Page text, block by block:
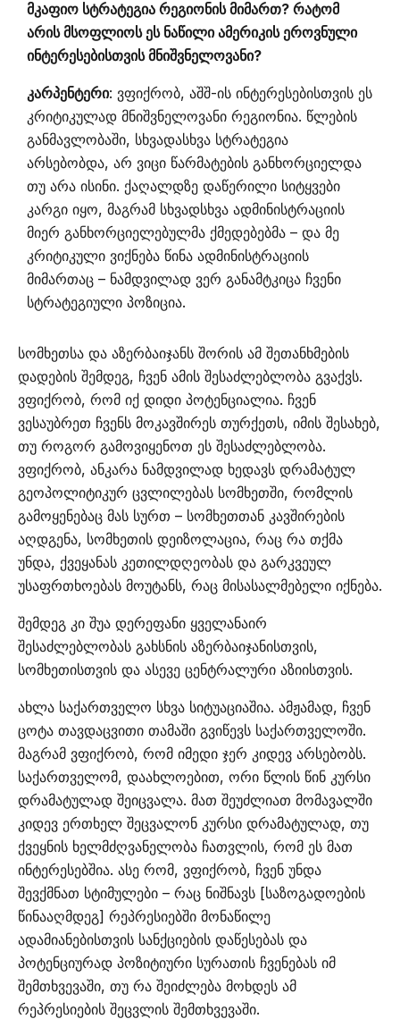
მკაფიო სტრატეგია რეგიონის მიმართ? რატომ
არის მსოფლიოს ეს ნაწილი ამერიკის ეროვნული
ინტერესებისთვის მნიშვნელოვანი?
კარპენტერი: ვფიქრობ, აშშ-ის ინტერესებისთვის ეს
კრიტიკულად მნიშვნელოვანი რეგიონია. წლების
განმავლობაში, სხვადასხვა სტრატეგია
არსებობდა, არ ვიცი წარმატების განხორციელდა
თუ არა ისინი. ქაღალდზე დაწერილი სიტყვები
კარგი იყო, მაგრამ სხვადსხვა ადმინისტრაციის
მიერ განხორციელებულმა ქმედებებმა – და მე
კრიტიკული ვიქნება წინა ადმინისტრაციის
მიმართაც – ნამდვილად ვერ განამტკიცა ჩვენი
სტრატეგიული პოზიცია.
სომხეთსა და აზერბაიჯანს შორის ამ შეთანხმების
დადების შემდეგ, ჩვენ ამის შესაძლებლობა გვაქვს.
ვფიქრობ, რომ იქ დიდი პოტენციალია. ჩვენ
ვესაუბრეთ ჩვენს მოკავშირეს თურქეთს, იმის შესახებ,
თუ როგორ გამოვიყენოთ ეს შესაძლებლობა.
ვფიქრობ, ანკარა ნამდვილად ხედავს დრამატულ
გეოპოლიტიკურ ცვლილებას სომხეთში, რომლის
გამოყენებაც მას სურთ – სომხეთთან კავშირების
აღდგენა, სომხეთის დეიზოლაცია, რაც რა თქმა
უნდა, ქვეყანას კეთილდღეობას და გარკვეულ
უსაფრთხოებას მოუტანს, რაც მისასალმებელი იქნება.
შემდეგ კი შუა დერეფანი ყველანაირ
შესაძლებლობას გახსნის აზერბაიჯანისთვის,
სომხეთისთვის და ასევე ცენტრალური აზიისთვის.
ახლა საქართველო სხვა სიტუაციაშია. ამჟამად, ჩვენ
ცოტა თავდაცვითი თამაში გვიწევს საქართველოში.
მაგრამ ვფიქრობ, რომ იმედი ჯერ კიდევ არსებობს.
საქართველომ, დაახლოებით, ორი წლის წინ კურსი
დრამატულად შეიცვალა. მათ შეუძლიათ მომავალში
კიდევ ერთხელ შეცვალონ კურსი დრამატულად, თუ
ქვეყნის ხელმძღვანელობა ჩათვლის, რომ ეს მათ
ინტერესებშია. ასე რომ, ვფიქრობ, ჩვენ უნდა
შევქმნათ სტიმულები – რაც ნიშნავს [საზოგადოების
წინააღმდეგ] რეპრესიებში მონაწილე
ადამიანებისთვის სანქციების დაწესებას და
პოტენციურად პოზიტიური სურათის ჩვენებას იმ
შემთხვევაში, თუ რა შეიძლება მოხდეს ამ
რეპრესიების შეცვლის შემთხვევაში.